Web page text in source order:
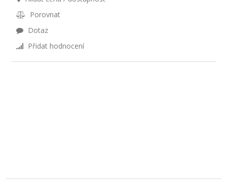
Porovnat
Dotaz
Přidat hodnocení